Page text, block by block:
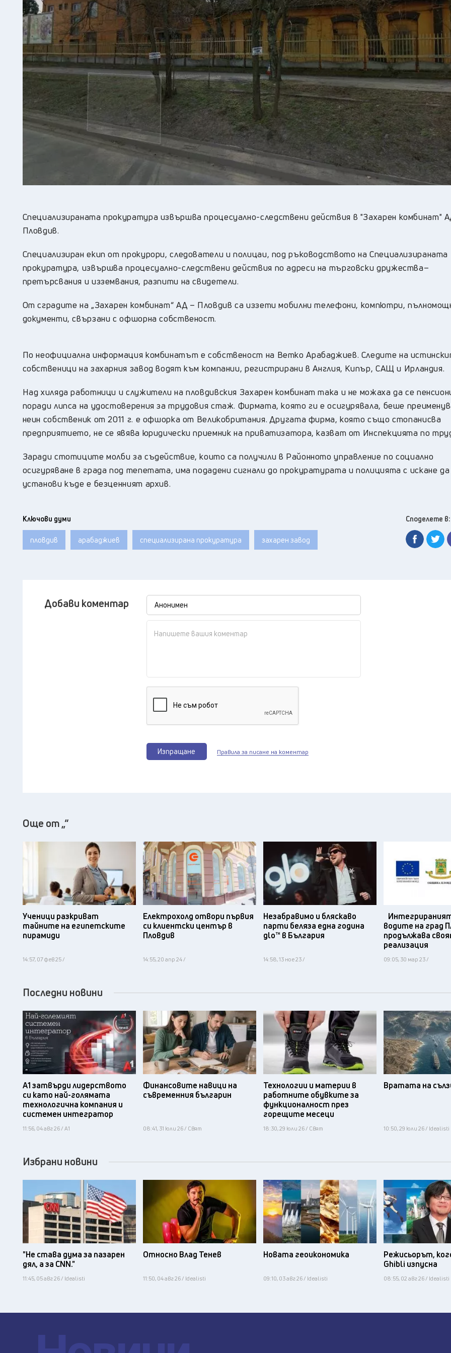
Перник , 18°C
Плевен, 22 °C
Пловдив , 21°C
Разград, 21°C
Русе , 24°C
Силистра 23°C
Сливен, 20°C
Смолян, 14°C
София , 19 °C
Стара Загора, 20°C
Търговище , 21°C
Хасково , 21°C
Шумен 21°C
Ямбол, 20°C
Специализираната прокуратура извършва процесуално-следствени действия в "Захарен комбинат"
Пловдив.
Специализиран екип от прокурори, следователи и полицаи, под ръководството на Специализираната
прокуратура, извършва процесуално-следствени действия по адреси на търговски дружества–
претърсвания и изземвания, разпити на свидетели.
От сградите на „Захарен комбинат“ АД – Пловдив са иззети мобилни телефони, компютри,
документи, свързани с офшорна собственост.
По неофициална информация комбинатът е собственост на Ветко Арабаджиев. Следите на
собственици на захарния завод водят към компании, регистрирани в Англия, Кипър, САЩ и Ирландия.
Над хиляда работници и служители на пловдивския Захарен комбинат така и не можаха да се
поради липса на удостоверения за трудовия стаж. Фирмата, която ги е осигурявала, беше
неин собственик от 2011 г. е офшорка от Великобритания. Другата фирма, която също стопанисва
предприятието, не се явява юридически приемник на приватизатора, казват от Инспекцията по
Заради стотиците молби за съдействие, които са получили в Районното управление по социално
осигуряване в града под тепетата, има подадени сигнали до прокуратурата и полицията с искане
установи къде е безценният архив.
Ключови думи
пловдив арабаджиев специализирана прокуратура захарен завод
Споделете в:
Добави коментар
Изпращане Правила за писане на коментар
Още от „“
Ученици разкриват
тайните на египетските
пирамиди
14:57, 07 фев 25 /
Електрохолд отвори първия
си клиентски център в
Пловдив
14:55, 20 апр 24 /
Незабравимо и бляскaво
парти беляза една година
glo™ в България
14:58, 13 ное 23 /
водите на град
продължава
реализация
09:05, 30 мар 23 /
Последни новини
А1 затвърди лидерството
си като най-голямата
технологична компания и
системен интегратор
11:56, 04 авг 26 / А1
Финансовите навици на
съвременния българин
08:41, 31 юли 26 / Свят
Технологии и материи в
работните обувките за
функционалност през
горещите месеци
18:30, 29 юли 26 / Свят
Вратата на
10:50, 29 юли 26 / Idealisti
Избрани новини
"Не става дума за пазарен
дял, а за CNN."
11:45, 05 авг 26 / Idealisti
Относно Влад Тенев
11:50, 04 авг 26 / Idealisti
Новата геоикономика
09:10, 03 авг 26 / Idealisti
Режисьорът,
Ghibli изпусна
08:55, 02 авг 26 / Idealisti